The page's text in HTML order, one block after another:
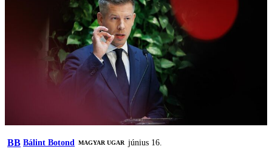
BB Bálint Botond MAGYAR UGAR június 16.